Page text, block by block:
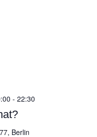
- 22:30
Berlin